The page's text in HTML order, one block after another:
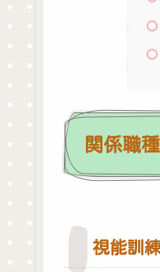
関係職
視能訓